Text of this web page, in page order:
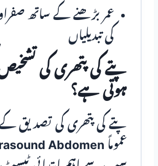
عمر بڑھنے کے ساتھ
کی تبدیلیاں
پتے کی پتھری کی
ہوتی ہے؟
پتے کی پتھری کی تصدیق
عموماً Abdomen